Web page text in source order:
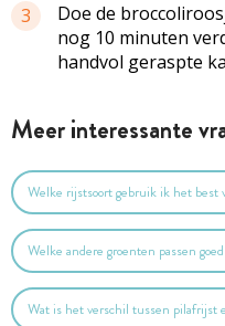
3
Doe de
nog 10 minuten
handvol geraspte
Meer interessante
Welke rijstsoort gebruik ik het best
Welke andere groenten passen
Wat is het verschil tussen pilafrijst